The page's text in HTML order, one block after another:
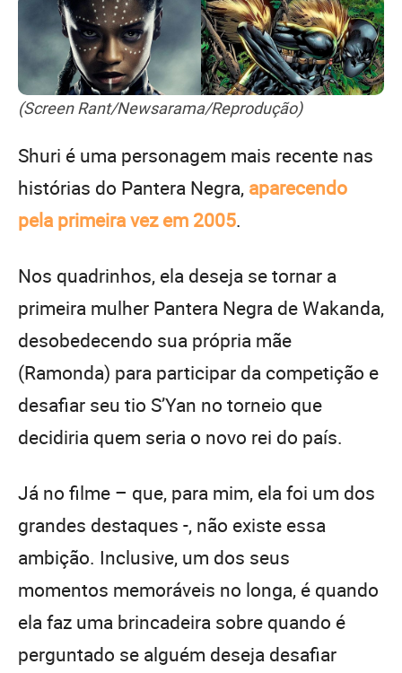
(Screen Rant/Newsarama/Reprodução)
Shuri é uma personagem mais recente nas
histórias do Pantera Negra, aparecendo
pela primeira vez em 2005.
Nos quadrinhos, ela deseja se tornar a
primeira mulher Pantera Negra de Wakanda,
desobedecendo sua própria mãe
(Ramonda) para participar da competição e
desafiar seu tio S’Yan no torneio que
decidiria quem seria o novo rei do país.
Já no filme – que, para mim, ela foi um dos
grandes destaques -, não existe essa
ambição. Inclusive, um dos seus
momentos memoráveis no longa, é quando
ela faz uma brincadeira sobre quando é
perguntado se alguém deseja desafiar